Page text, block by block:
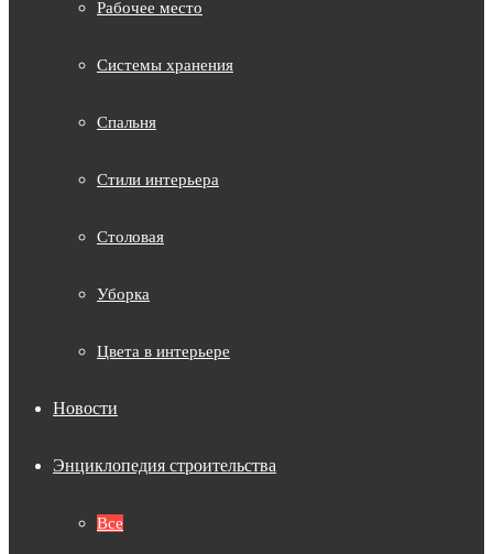
Рабочее место
Системы хранения
Спальня
Стили интерьера
Столовая
Уборка
Цвета в интерьере
Новости
Энциклопедия строительства
Все